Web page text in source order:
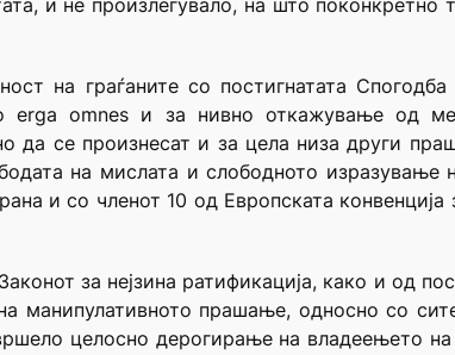
и не произлегувало, на што поконкретно
на граѓаните со постигнатата Спогодба
erga omnes и за нивно откажување од
да се произнесат и за цела низа други
на мислата и слободното изразување
и со членот 10 од Европската конвенција
за нејзина ратификација, како и од
манипулативното прашање, односно со
целосно дерогирање на владеењето